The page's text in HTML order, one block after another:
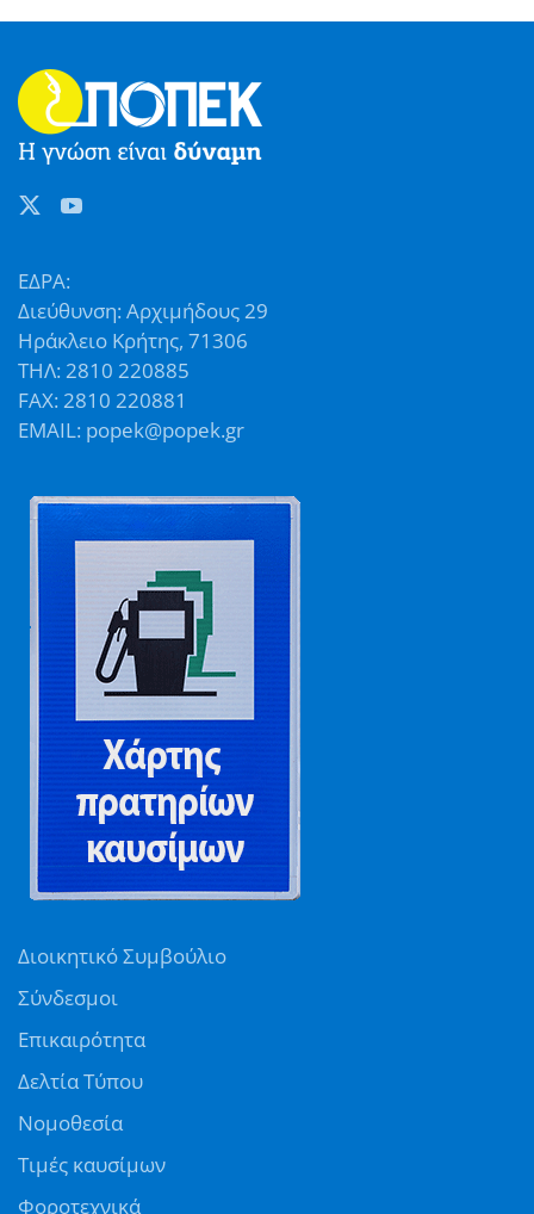
ΕΔΡΑ:
Διεύθυνση: Αρχιμήδους 29
Ηράκλειο Κρήτης, 71306
ΤΗΛ: 2810 220885
FAX: 2810 220881
EMAIL: popek@popek.gr
Διοικητικό Συμβούλιο
Σύνδεσμοι
Επικαιρότητα
Δελτία Τύπου
Νομοθεσία
Τιμές καυσίμων
Φοροτεχνικά